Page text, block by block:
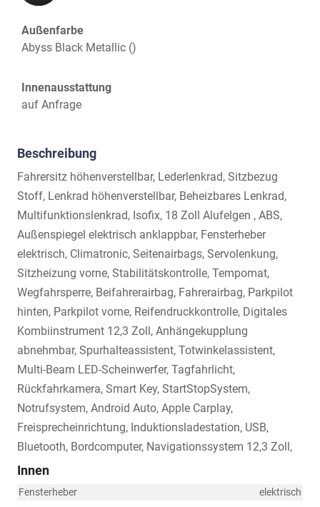
Außenfarbe
Abyss Black Metallic ()
Innenausstattung
auf Anfrage
Beschreibung
Fahrersitz höhenverstellbar, Lederlenkrad, Sitzbezug
Stoff, Lenkrad höhenverstellbar, Beheizbares Lenkrad,
Multifunktionslenkrad, Isofix, 18 Zoll Alufelgen , ABS,
Außenspiegel elektrisch anklappbar, Fensterheber
elektrisch, Climatronic, Seitenairbags, Servolenkung,
Sitzheizung vorne, Stabilitätskontrolle, Tempomat,
Wegfahrsperre, Beifahrerairbag, Fahrerairbag, Parkpilot
hinten, Parkpilot vorne, Reifendruckkontrolle, Digitales
Kombiinstrument 12,3 Zoll, Anhängekupplung
abnehmbar, Spurhalteassistent, Totwinkelassistent,
Multi-Beam LED-Scheinwerfer, Tagfahrlicht,
Rückfahrkamera, Smart Key, StartStopSystem,
Notrufsystem, Android Auto, Apple Carplay,
Freisprecheinrichtung, Induktionsladestation, USB,
Bluetooth, Bordcomputer, Navigationssystem 12,3 Zoll,
Innen
Fensterheber
elektrisch